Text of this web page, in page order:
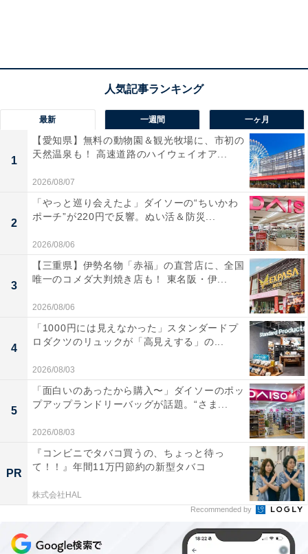
最新 一週間 一ヶ月
1
【愛知県】無料の動物園＆観光牧場に、市初の
天然温泉も！ 高速道路のハイウェイオア...
2026/08/07
2
「やっと巡り会えたよ」ダイソーの“ちいかわ
ポーチ”が220円で反響。ぬい活＆防災...
2026/08/06
3
【三重県】伊勢名物「赤福」の直営店に、全国
唯一のコメダ大判焼き店も！ 東名阪・伊...
2026/08/06
4
「1000円には見えなかった」スタンダードプ
ロダクツのリュックが「高見えする」の...
2026/08/03
5
「面白いのあったから購入〜」ダイソーのポッ
プアップランドリーバッグが話題。“さま...
2026/08/03
PR
『コンビニでタバコ買うの、ちょっと待っ
て！！』年間11万円節約の新型タバコ
株式会社HAL
Recommended by